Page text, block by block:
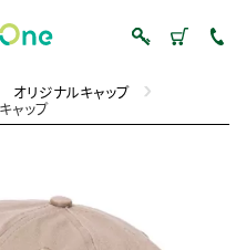
オリジナルキャップ
ャップ